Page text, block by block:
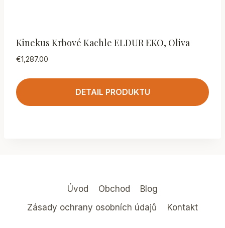
Kinekus Krbové Kachle ELDUR EKO, Oliva
€1,287.00
DETAIL PRODUKTU
Úvod Obchod
Blog
Zásady ochrany osobních údajů
Kontakt